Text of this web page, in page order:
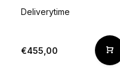
Deliverytime
€455,00